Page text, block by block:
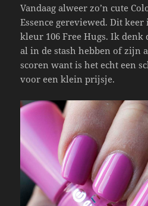
Vandaag alweer zo’n cute
Essence gereviewed. Dit
kleur 106 Free Hugs. Ik
al in de stash hebben of zijn
scoren want is het echt een
voor een klein prijsje.